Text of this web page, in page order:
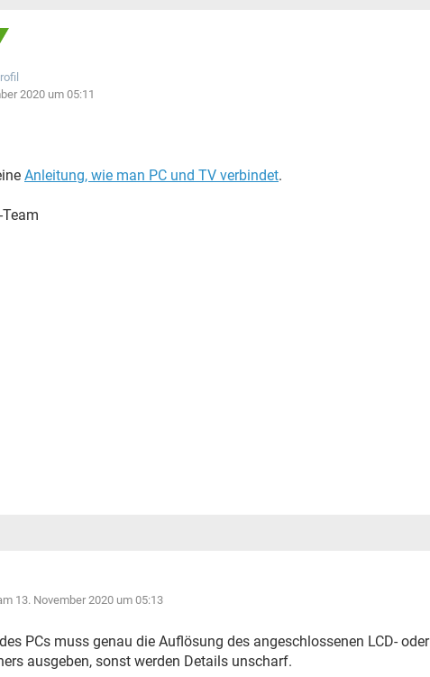
2020 um 05:11
Anleitung, wie man PC und TV verbindet.
13. November 2020 um 05:13
PCs muss genau die Auflösung des angeschlossenen LCD- oder
ausgeben, sonst werden Details unscharf.